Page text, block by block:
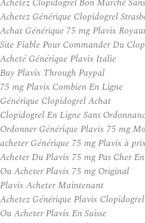
Achetez Générique Clopidogrel
Achat Générique 75 mg Plavix
Site Fiable Pour Commander Du
Acheté Générique Plavix Italie
Buy Plavix Through Paypal
75 mg Plavix Combien En Ligne
Générique Clopidogrel Achat
Clopidogrel En Ligne Sans
Ordonner Générique Plavix 75 mg
acheter Générique 75 mg Plavix à
Acheter Du Plavix 75 mg Pas Cher
Ou Acheter Plavix 75 mg Original
Plavix Acheter Maintenant
Achetez Générique Plavix
Ou Acheter Plavix En Suisse